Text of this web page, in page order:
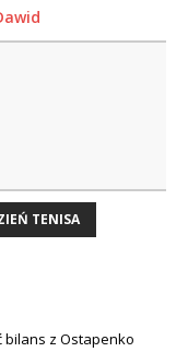
TENISA
bilans z Ostapenko